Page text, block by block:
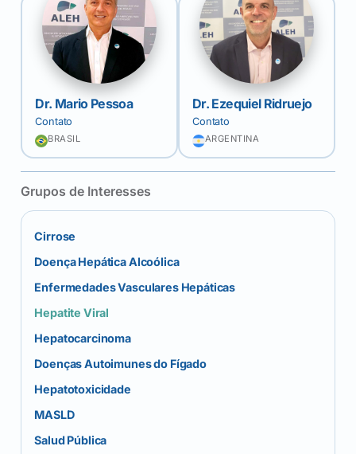
Grupos de Interesses
Cirrose
Doença Hepática Alcoólica
Enfermedades Vasculares Hepáticas
Hepatite Viral
Hepatocarcinoma
Doenças Autoimunes do Fígado
Hepatotoxicidade
MASLD
Salud Pública
Dr. Mario Pessoa
Contato
BRASIL
Dr. Ezequiel Ridruejo
Contato
ARGENTINA